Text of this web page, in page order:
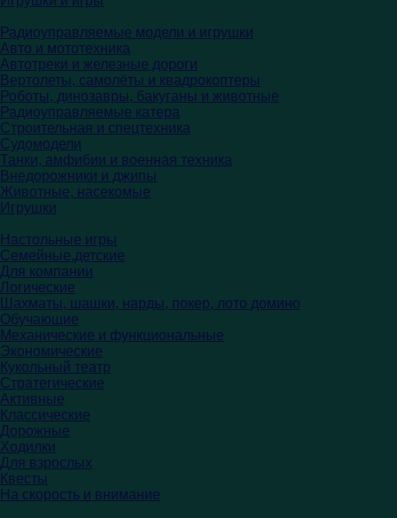
Радиоуправляемые модели и игрушки
Авто и мототехника
Автотреки и железные дороги
Вертолеты, самолёты и квадрокоптеры
Роботы, динозавры, бакуганы и животные
Радиоуправляемые катера
Строительная и спецтехника
Судомодели
Танки, амфибии и военная техника
Внедорожники и джипы
Животные, насекомые
Игрушки
Настольные игры
Семейные,детские
Для компании
Логические
Шахматы, шашки, нарды, покер, лото домино
Обучающие
Механические и функциональные
Экономические
Кукольный театр
Стратегические
Активные
Классические
Дорожные
Ходилки
Для взрослых
Квесты
На скорость и внимание